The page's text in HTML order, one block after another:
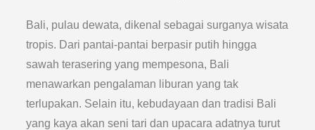
Bali, pulau dewata, dikenal sebagai surganya wisata
tropis. Dari pantai-pantai berpasir putih hingga
sawah terasering yang mempesona, Bali
menawarkan pengalaman liburan yang tak
terlupakan. Selain itu, kebudayaan dan tradisi Bali
yang kaya akan seni tari dan upacara adatnya turut